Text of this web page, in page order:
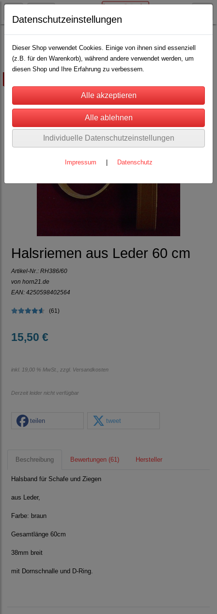
Schäfereibedarf Halsgurte / Schafe u. Ziegen(13)
Halsriemen aus Leder 60 cm
Artikel-Nr.: RH386/60
von horn21.de
EAN: 4250598402564
(61)
15,50 €
inkl. 19,00 % MwSt., zzgl. Versandkosten
Derzeit leider nicht verfügbar
teilen tweet
Beschreibung Bewertungen (61) Hersteller
Halsband für Schafe und Ziegen
aus Leder,
Farbe: braun
Gesamtlänge 60cm
38mm breit
mit Dornschnalle und D-Ring.
Datenschutzeinstellungen
Dieser Shop verwendet Cookies. Einige von ihnen sind essenziell
(z.B. für den Warenkorb), während andere verwendet werden, um
diesen Shop und Ihre Erfahrung zu verbessern.
Individuelle Datenschutzeinstellungen
Impressum Datenschutz